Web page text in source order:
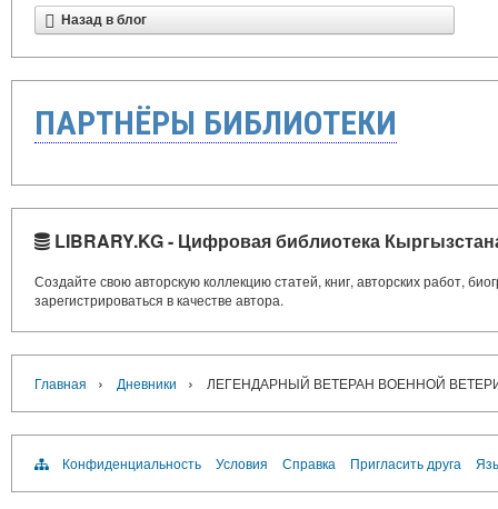
Назад в блог
ПАРТНЁРЫ БИБЛИОТЕКИ
LIBRARY.KG - Цифровая библиотека
Создайте свою авторскую коллекцию статей, книг, авторских работ,
зарегистрироваться в качестве автора.
Главная › Дневники › ЛЕГЕНДАРНЫЙ ВЕТЕРАН ВОЕННОЙ
Конфиденциальность Условия Справка Пригласить друга